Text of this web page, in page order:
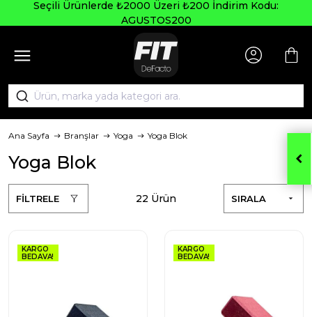
Seçili Ürünlerde ₺2000 Üzeri ₺200 İndirim Kodu:
AGUSTOS200
Ana Sayfa Branşlar Yoga Yoga Blok
Yoga Blok
FİLTRELE SIRALA
22 Ürün
KARGO
BEDAVA!
KARGO
BEDAVA!